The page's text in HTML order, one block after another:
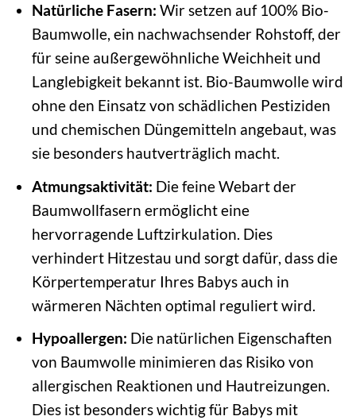
Natürliche Fasern: Wir setzen auf 100% Bio-
Baumwolle, ein nachwachsender Rohstoff, der
für seine außergewöhnliche Weichheit und
Langlebigkeit bekannt ist. Bio-Baumwolle wird
ohne den Einsatz von schädlichen Pestiziden
und chemischen Düngemitteln angebaut, was
sie besonders hautverträglich macht.
Atmungsaktivität: Die feine Webart der
Baumwollfasern ermöglicht eine
hervorragende Luftzirkulation. Dies
verhindert Hitzestau und sorgt dafür, dass die
Körpertemperatur Ihres Babys auch in
wärmeren Nächten optimal reguliert wird.
Hypoallergen: Die natürlichen Eigenschaften
von Baumwolle minimieren das Risiko von
allergischen Reaktionen und Hautreizungen.
Dies ist besonders wichtig für Babys mit